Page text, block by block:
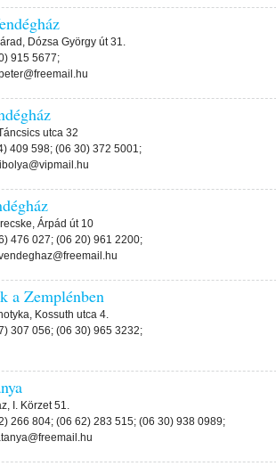
Dózsa György út 31.
915 5677;
utca 32
409 598; (06 30) 372 5001;
Árpád út 10
476 027; (06 20) 961 2200;
a Zemplénben
Kossuth utca 4.
307 056; (06 30) 965 3232;
I. Körzet 51.
266 804; (06 62) 283 515; (06 30) 938 0989;